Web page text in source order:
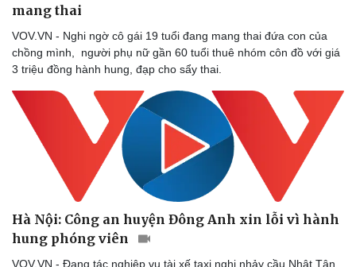
Sức khỏe
Dinh dưỡng - món ngon
Cây thuốc
Đời sống
Blog
mang thai
VOV.VN - Nghi ngờ cô gái 19 tuổi đang mang thai đứa con của
chồng mình, người phụ nữ gần 60 tuổi thuê nhóm côn đồ với giá
3 triệu đồng hành hung, đạp cho sẩy thai.
Hà Nội: Công an huyện Đông Anh xin lỗi vì hành
hung phóng viên
VOV.VN - Đang tác nghiệp vụ tài xế taxi nghi nhảy cầu Nhật Tân